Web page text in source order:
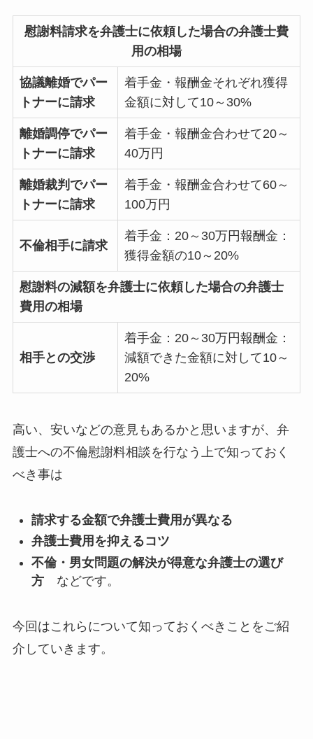
慰謝料請求を弁護士に依頼した場合の弁護士費
用の相場
協議離婚でパー
トナーに請求
着手金・報酬金それぞれ獲得
金額に対して10～30%
離婚調停でパー
トナーに請求
着手金・報酬金合わせて20～
40万円
離婚裁判でパー
トナーに請求
着手金・報酬金合わせて60～
100万円
不倫相手に請求
着手金：20～30万円報酬金：
獲得金額の10～20%
慰謝料の減額を弁護士に依頼した場合の弁護士
費用の相場
相手との交渉
着手金：20～30万円報酬金：
減額できた金額に対して10～
20%
高い、安いなどの意見もあるかと思いますが、弁
護士への不倫慰謝料相談を行なう上で知っておく
べき事は
請求する金額で弁護士費用が異なる
弁護士費用を抑えるコツ
不倫・男女問題の解決が得意な弁護士の選び
方などです。
今回はこれらについて知っておくべきことをご紹
介していきます。